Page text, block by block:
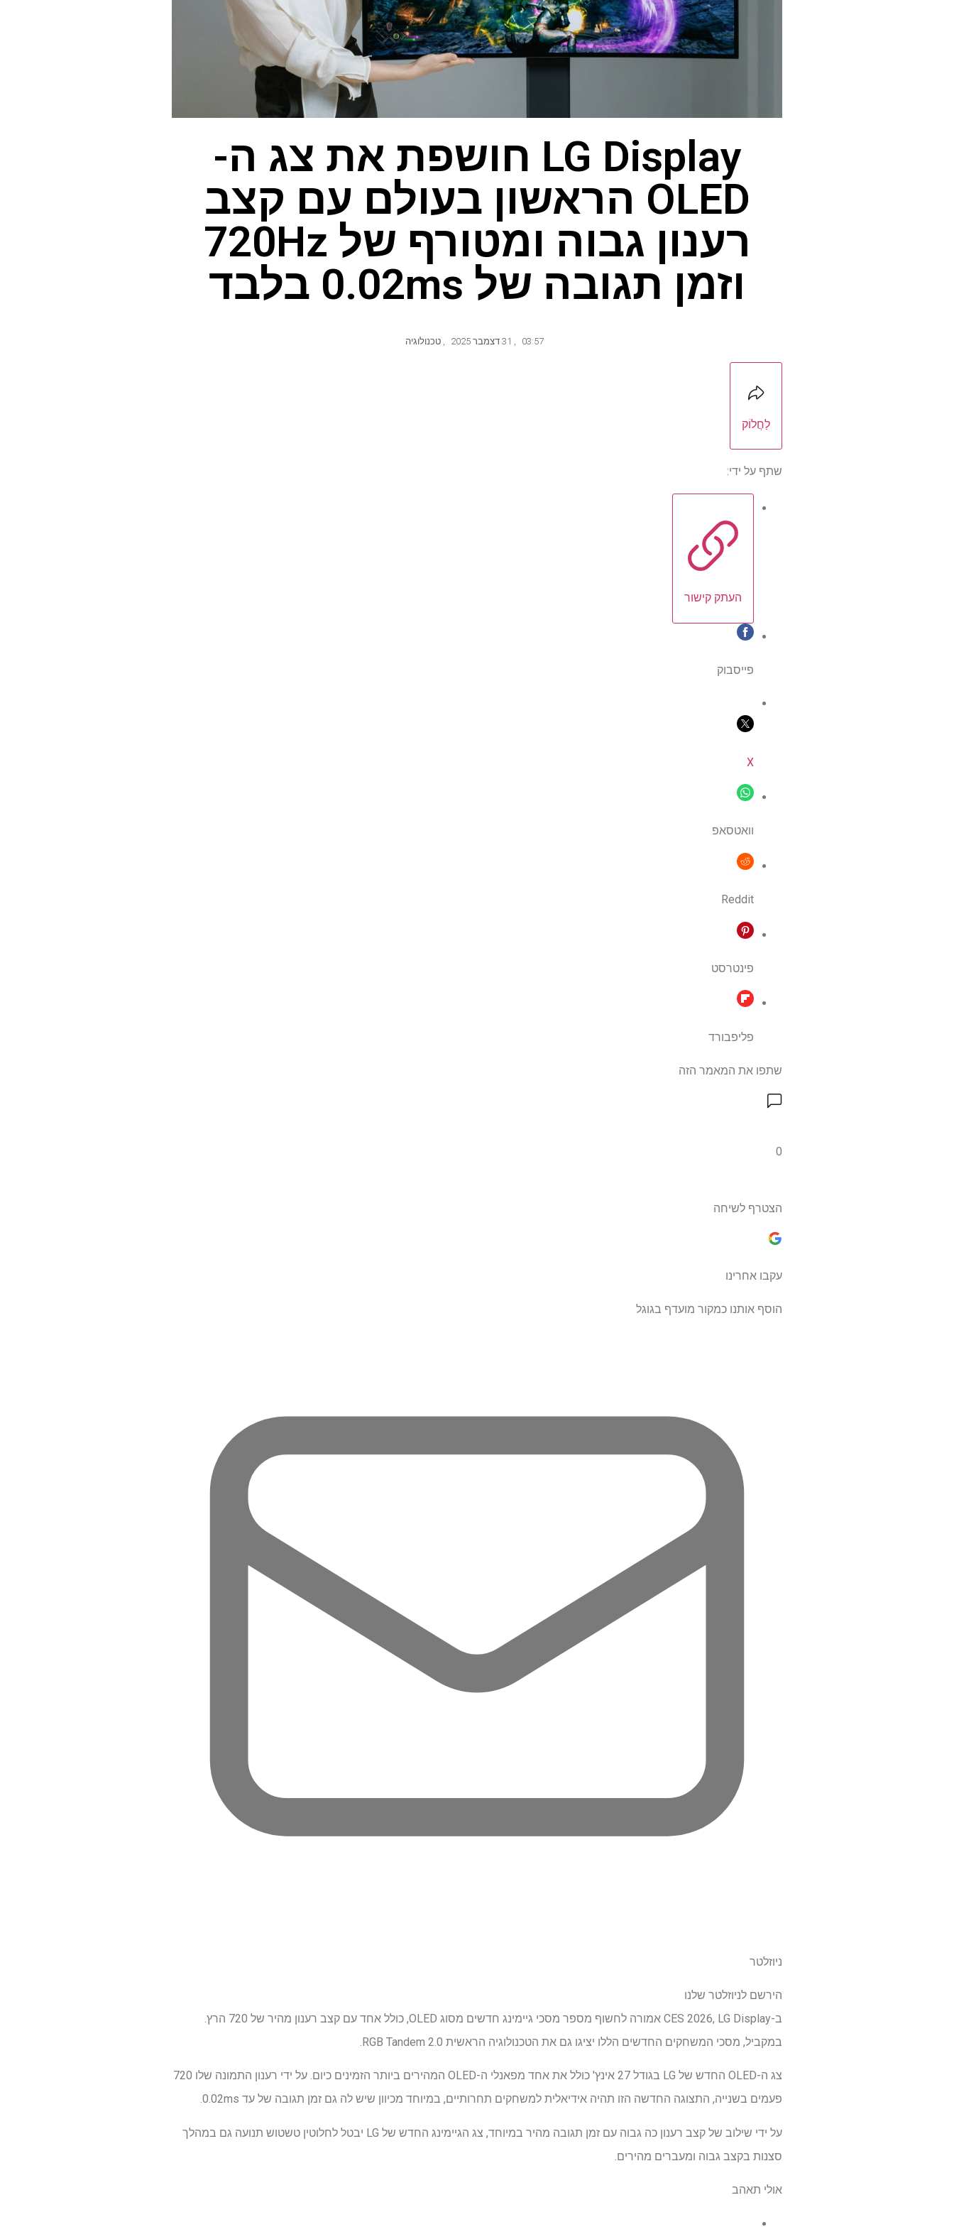
LG Display חושפת את צג ה-
OLED הראשון בעולם עם קצב
רענון גבוה ומטורף של 720Hz
וזמן תגובה של 0.02ms בלבד
03:57
,
, טכנולוגיה
לַחֲלוֹק
שתף על ידי:
העתק קישור
פייסבוק
X
וואטסאפ
Reddit
פינטרסט
פליפבורד
שתפו את המאמר הזה
0
הצטרף לשיחה
עקבו אחרינו
הוסף אותנו כמקור מועדף בגוגל
ניוזלטר
הירשם לניוזלטר שלנו
ב-CES 2026, LG Display אמורה לחשוף מספר מסכי גיימינג חדשים מסוג OLED, כולל אחד עם קצב רענון מהיר של 720 הרץ.
במקביל, מסכי המשחקים החדשים הללו יציגו גם את הטכנולוגיה הראשית RGB Tandem 2.0.
צג ה-OLED החדש של LG בגודל 27 אינץ' כולל את אחד מפאנלי ה-OLED המהירים ביותר הזמינים כיום. על ידי רענון התמונה שלו 720
פעמים בשנייה, התצוגה החדשה הזו תהיה אידיאלית למשחקים תחרותיים, במיוחד מכיוון שיש לה גם זמן תגובה של עד 0.02ms.
על ידי שילוב של קצב רענון כה גבוה עם זמן תגובה מהיר במיוחד, צג הגיימינג החדש של LG יבטל לחלוטין טשטוש תנועה גם במהלך
סצנות בקצב גבוה ומעברים מהירים.
אולי תאהב